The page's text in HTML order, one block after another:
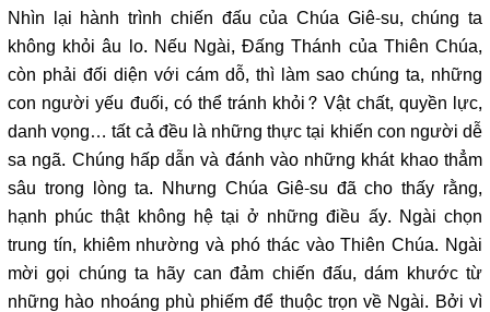
Nhìn lại hành trình chiến đấu của Chúa Giê-su, chúng ta
không khỏi âu lo. Nếu Ngài, Đấng Thánh của Thiên Chúa,
còn phải đối diện với cám dỗ, thì làm sao chúng ta, những
con người yếu đuối, có thể tránh khỏi? Vật chất, quyền lực,
danh vọng… tất cả đều là những thực tại khiến con người dễ
sa ngã. Chúng hấp dẫn và đánh vào những khát khao thẳm
sâu trong lòng ta. Nhưng Chúa Giê-su đã cho thấy rằng,
hạnh phúc thật không hệ tại ở những điều ấy. Ngài chọn
trung tín, khiêm nhường và phó thác vào Thiên Chúa. Ngài
mời gọi chúng ta hãy can đảm chiến đấu, dám khước từ
những hào nhoáng phù phiếm để thuộc trọn về Ngài. Bởi vì